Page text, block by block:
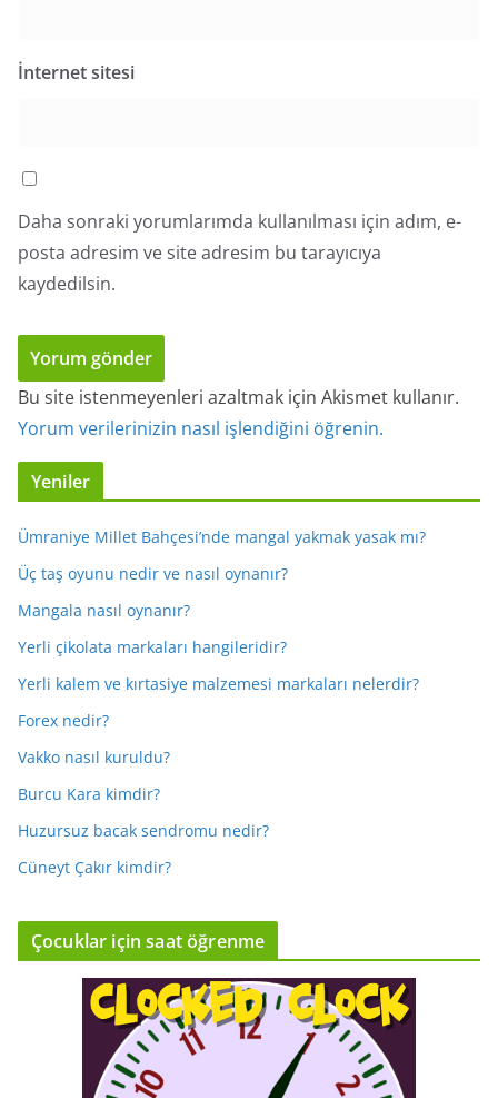
İnternet sitesi
Daha sonraki yorumlarımda kullanılması için adım, e-
posta adresim ve site adresim bu tarayıcıya
kaydedilsin.
Bu site istenmeyenleri azaltmak için Akismet kullanır.
Yorum verilerinizin nasıl işlendiğini öğrenin.
Yeniler
Ümraniye Millet Bahçesi’nde mangal yakmak yasak mı?
Üç taş oyunu nedir ve nasıl oynanır?
Mangala nasıl oynanır?
Yerli çikolata markaları hangileridir?
Yerli kalem ve kırtasiye malzemesi markaları nelerdir?
Forex nedir?
Vakko nasıl kuruldu?
Burcu Kara kimdir?
Huzursuz bacak sendromu nedir?
Cüneyt Çakır kimdir?
Çocuklar için saat öğrenme